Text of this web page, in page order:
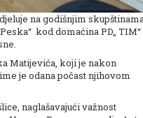
na godišnjim
kod domaćina PD„ TIM“
Matijevića, koji je nakon
je odana počast njihovom
naglašavajući važnost